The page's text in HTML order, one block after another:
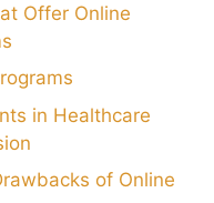
Offer Online
in Healthcare
of Online